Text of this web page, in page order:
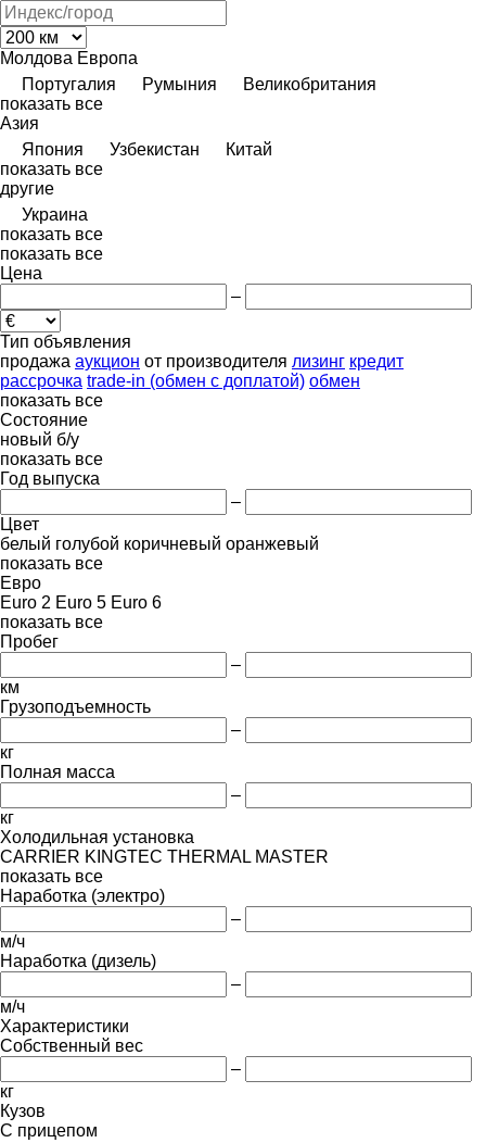
Молдова Европа
Португалия
Румыния
Великобритания
показать все
Азия
Япония
Узбекистан
Китай
показать все
другие
Украина
показать все
показать все
Цена
–
Тип объявления
продажа аукцион от производителя лизинг кредит
рассрочка trade-in (обмен с доплатой) обмен
показать все
Состояние
новый б/у
показать все
Год выпуска
–
Цвет
белый голубой коричневый оранжевый
показать все
Евро
Euro 2 Euro 5 Euro 6
показать все
Пробег
–
км
Грузоподъемность
–
кг
Полная масса
–
кг
Холодильная установка
CARRIER KINGTEC THERMAL MASTER
показать все
Наработка (электро)
–
м/ч
Наработка (дизель)
–
м/ч
Характеристики
Собственный вес
–
кг
Кузов
С прицепом